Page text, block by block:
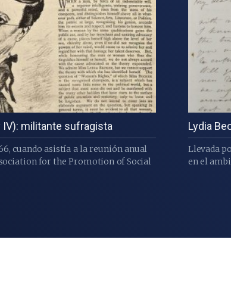
IV): militante sufragista
cuando asistía a la reunión anual
for the Promotion of Social
Lydia
Llevada
en el